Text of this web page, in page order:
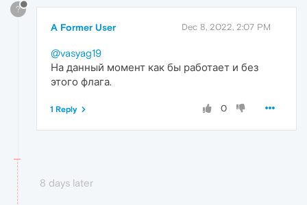
?
A Former User Dec 8, 2022, 2:07 PM
@vasyag19
На данный момент как бы работает и без
этого флага.
0
1 Reply
8 days later